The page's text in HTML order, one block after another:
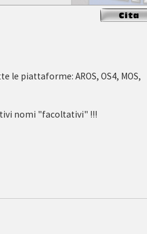
piattaforme: AROS, OS4, MOS,
nomi "facoltativi" !!!